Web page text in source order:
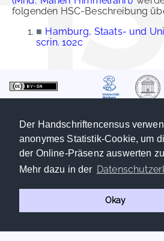
Der Handschriftencensus
anonymes Statistik-Cookie, um
der Online-Präsenz auswerten
Mehr dazu in der
Okay
folgenden HSC-Beschreibung
■ Hamburg, Staats- und
scrin. 102c